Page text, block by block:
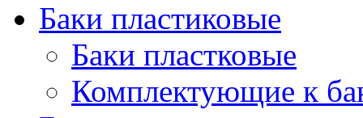
Баки пластиковые
Баки пластковые
Комплектующие к